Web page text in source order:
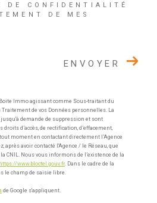
CONFIDENTIALITÉ
DE MES
ENVOYER
Immo agissant comme Sous-traitant du
de vos Données personnelles. La
demande de suppression et sont
d’accès, de rectification, d’effacement,
moment en contactant directement l’Agence
avoir contacté l'Agence / le Réseau, que
CNIL. Nous vous informons de l’existence de la
https://www.bloctel.gouv.fr. Dans le cadre de la
le champ de saisie libre.
de Google s'appliquent.